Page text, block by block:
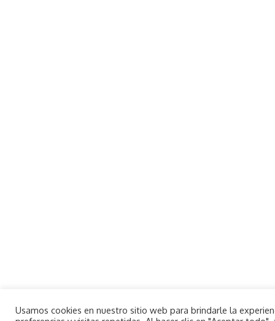
Usamos cookies en nuestro sitio web para brindarle la